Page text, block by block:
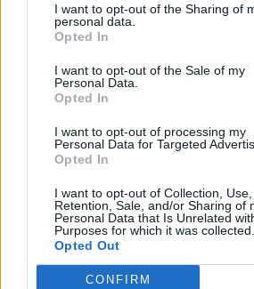
I want to opt-out of the Sharing of
personal data.
Opted In
I want to opt-out of the Sale of my
Personal Data.
Opted In
I want to opt-out of processing my
Personal Data for Targeted
Opted In
I want to opt-out of Collection, Use,
Retention, Sale, and/or Sharing of
Personal Data that Is Unrelated
Purposes for which it was collected.
Opted Out
CONFIRM
12:08
Υπόθεση Marfin: Προθεσμία για να
παππούδες του και 6 άτομα σε
Νέα τραγωδία σε παραλία της Κρήτης
Χατζηδάκης: Άκυρες από 1 Οκτωβρίου
δεν έχουν αναρτηθεί